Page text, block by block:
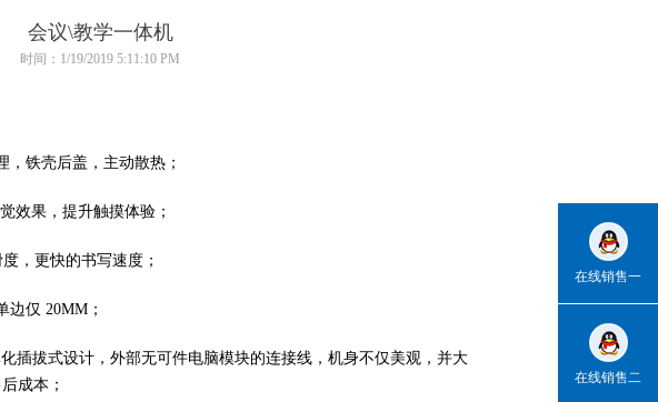
会议\教学一体机
时间：1/19/2019 5:11:10 PM
铁壳后盖，主动散热；
效果，提升触摸体验；
，更快的书写速度；
边仅 20MM ；
插拔式设计，外部无可件电脑模块的连接线，机身不仅美观，并大
成本 ；
在线销售一
在线销售二